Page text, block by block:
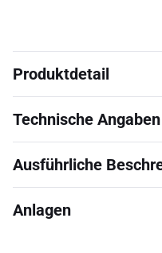
Produktdetail
Technische Angaben
Ausführliche
Anlagen